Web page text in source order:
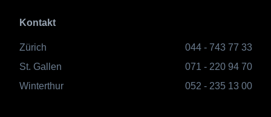
Kontakt
Zürich
044 - 743 77 33
St. Gallen
071 - 220 94 70
Winterthur
052 - 235 13 00